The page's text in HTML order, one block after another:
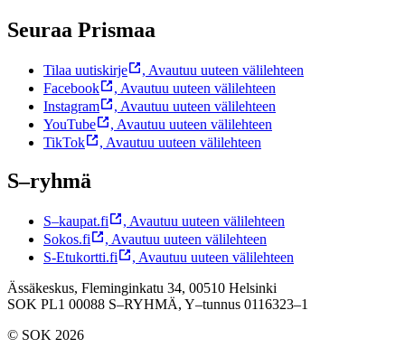
Seuraa Prismaa
Tilaa uutiskirje , Avautuu uuteen välilehteen
Facebook
, Avautuu uuteen välilehteen
Instagram
, Avautuu uuteen välilehteen
YouTube
, Avautuu uuteen välilehteen
TikTok
, Avautuu uuteen välilehteen
S–ryhmä
S–kaupat.fi , Avautuu uuteen välilehteen
Sokos.fi
, Avautuu uuteen välilehteen
S-Etukortti.fi
, Avautuu uuteen välilehteen
Ässäkeskus, Fleminginkatu 34, 00510 Helsinki
SOK PL1 00088 S–RYHMÄ, Y–tunnus 0116323–1
© SOK 2026